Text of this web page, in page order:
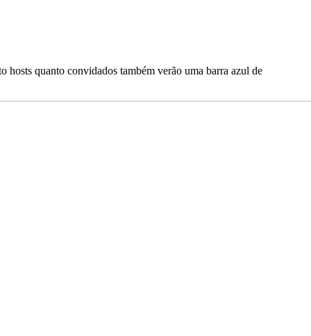
quanto convidados também verão uma barra azul de